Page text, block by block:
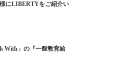
様にLIBERTYをご紹介い
With」の『一般教育給